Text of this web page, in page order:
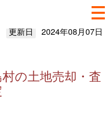
更新日 2024年08月07日
の土地売却・査